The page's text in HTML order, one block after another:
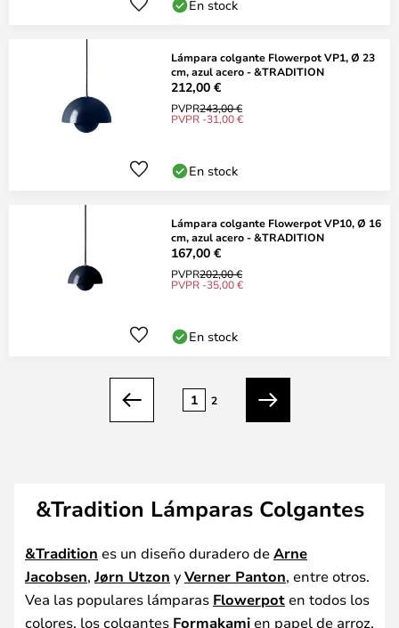
En stock
Lámpara colgante Flowerpot VP1, Ø 23
cm, azul acero - &TRADITION
212,00 €
PVPR243,00 €
PVPR -31,00 €
En stock
Lámpara colgante Flowerpot VP10, Ø 16
cm, azul acero - &TRADITION
167,00 €
PVPR202,00 €
PVPR -35,00 €
En stock
Anterior
1 2
Siguiente
&Tradition Lámparas Colgantes
&Tradition es un diseño duradero deArne
Jacobsen, Jørn Utzon yVerner Panton, entre otros.
Vea las populares lámparas Flowerpoten todos los
colores, los colgantes Formakamien papel de arroz,